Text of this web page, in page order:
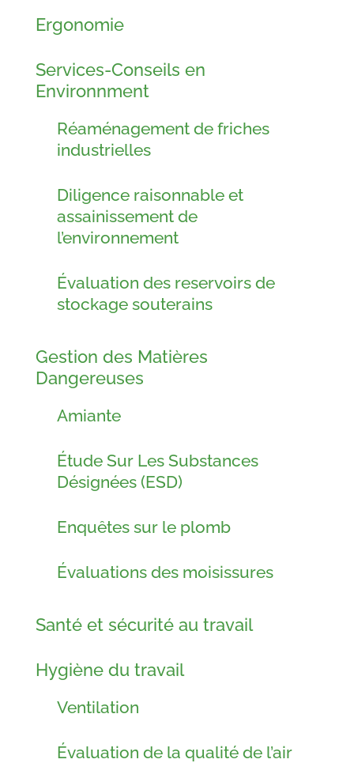
Ergonomie
Services-Conseils en
Environnment
Réaménagement de friches
industrielles
Diligence raisonnable et
assainissement de
l’environnement
Évaluation des reservoirs de
stockage souterains
Gestion des Matières
Dangereuses
Amiante
Étude Sur Les Substances
Désignées (ESD)
Enquêtes sur le plomb
Évaluations des moisissures
Santé et sécurité au travail
Hygiène du travail
Ventilation
Évaluation de la qualité de l’air